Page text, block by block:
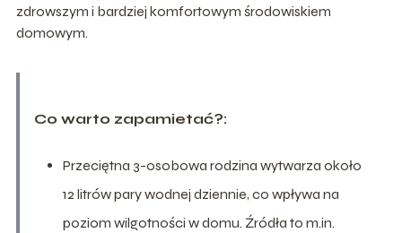
zdrowszym i bardziej komfortowym środowiskiem
domowym.
Co warto zapamietać?:
Przeciętna 3-osobowa rodzina wytwarza około
12 litrów pary wodnej dziennie, co wpływa na
poziom wilgotności w domu. Źródła to m.in.